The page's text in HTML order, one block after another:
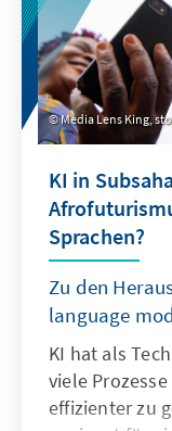
Media Lens King,
KI in
Sprachen?
Zu den
language
KI hat als
viele
effizienter zu